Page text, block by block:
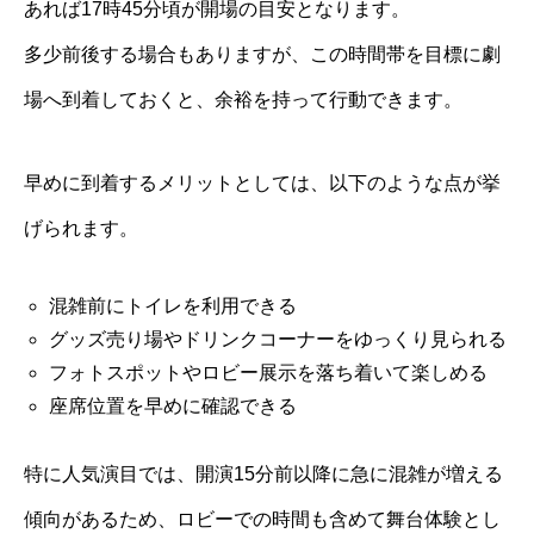
あれば17時45分頃が開場の目安となります。
多少前後する場合もありますが、この時間帯を目標に劇
場へ到着しておくと、余裕を持って行動できます。
早めに到着するメリットとしては、以下のような点が挙
げられます。
混雑前にトイレを利用できる
グッズ売り場やドリンクコーナーをゆっくり見られる
フォトスポットやロビー展示を落ち着いて楽しめる
座席位置を早めに確認できる
特に人気演目では、開演15分前以降に急に混雑が増える
傾向があるため、ロビーでの時間も含めて舞台体験とし